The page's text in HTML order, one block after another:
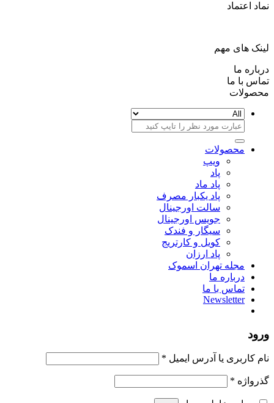
اعتماد
های مهم
ما
با ما
جستجو
محصولات
ویپ
پاد
پاد ماد
پاد یکبار مصرف
سالت اورجینال
جویس اورجینال
سیگار و فندک
کویل و کارتریج
پاد ارزان
مجله تهران اسموک
درباره ما
تماس با ما
Newsletter
یا آدرس ایمیل*الزامی
*الزامی